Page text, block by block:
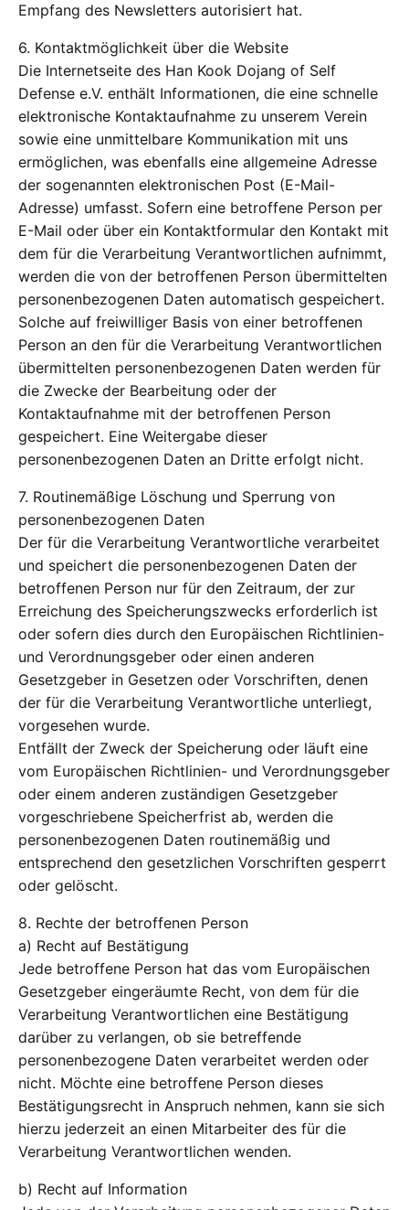
Empfang des Newsletters autorisiert hat.
6. Kontaktmöglichkeit über die Website
Die Internetseite des Han Kook Dojang of Self
Defense e.V. enthält Informationen, die eine schnelle
elektronische Kontaktaufnahme zu unserem Verein
sowie eine unmittelbare Kommunikation mit uns
ermöglichen, was ebenfalls eine allgemeine Adresse
der sogenannten elektronischen Post (E-Mail-
Adresse) umfasst. Sofern eine betroffene Person per
E-Mail oder über ein Kontaktformular den Kontakt mit
dem für die Verarbeitung Verantwortlichen aufnimmt,
werden die von der betroffenen Person übermittelten
personenbezogenen Daten automatisch gespeichert.
Solche auf freiwilliger Basis von einer betroffenen
Person an den für die Verarbeitung Verantwortlichen
übermittelten personenbezogenen Daten werden für
die Zwecke der Bearbeitung oder der
Kontaktaufnahme mit der betroffenen Person
gespeichert. Eine Weitergabe dieser
personenbezogenen Daten an Dritte erfolgt nicht.
7. Routinemäßige Löschung und Sperrung von
personenbezogenen Daten
Der für die Verarbeitung Verantwortliche verarbeitet
und speichert die personenbezogenen Daten der
betroffenen Person nur für den Zeitraum, der zur
Erreichung des Speicherungszwecks erforderlich ist
oder sofern dies durch den Europäischen Richtlinien-
und Verordnungsgeber oder einen anderen
Gesetzgeber in Gesetzen oder Vorschriften, denen
der für die Verarbeitung Verantwortliche unterliegt,
vorgesehen wurde.
Entfällt der Zweck der Speicherung oder läuft eine
vom Europäischen Richtlinien- und Verordnungsgeber
oder einem anderen zuständigen Gesetzgeber
vorgeschriebene Speicherfrist ab, werden die
personenbezogenen Daten routinemäßig und
entsprechend den gesetzlichen Vorschriften gesperrt
oder gelöscht.
8. Rechte der betroffenen Person
a) Recht auf Bestätigung
Jede betroffene Person hat das vom Europäischen
Gesetzgeber eingeräumte Recht, von dem für die
Verarbeitung Verantwortlichen eine Bestätigung
darüber zu verlangen, ob sie betreffende
personenbezogene Daten verarbeitet werden oder
nicht. Möchte eine betroffene Person dieses
Bestätigungsrecht in Anspruch nehmen, kann sie sich
hierzu jederzeit an einen Mitarbeiter des für die
Verarbeitung Verantwortlichen wenden.
b) Recht auf Information